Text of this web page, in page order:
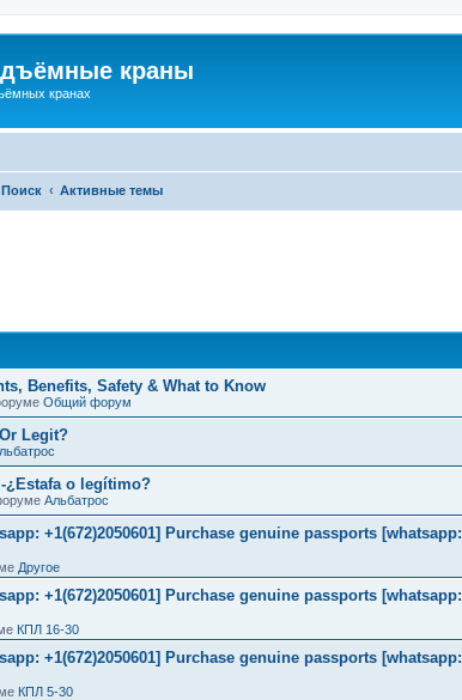
краны
кранах
Поиск Активные темы
Benefits, Safety & What to Know
Общий форум
Legit?
¿Estafa o legítimo?
Альбатрос
+1(672)2050601] Purchase genuine passports [whatsapp:
Другое
+1(672)2050601] Purchase genuine passports [whatsapp:
КПЛ 16-30
+1(672)2050601] Purchase genuine passports [whatsapp:
КПЛ 5-30